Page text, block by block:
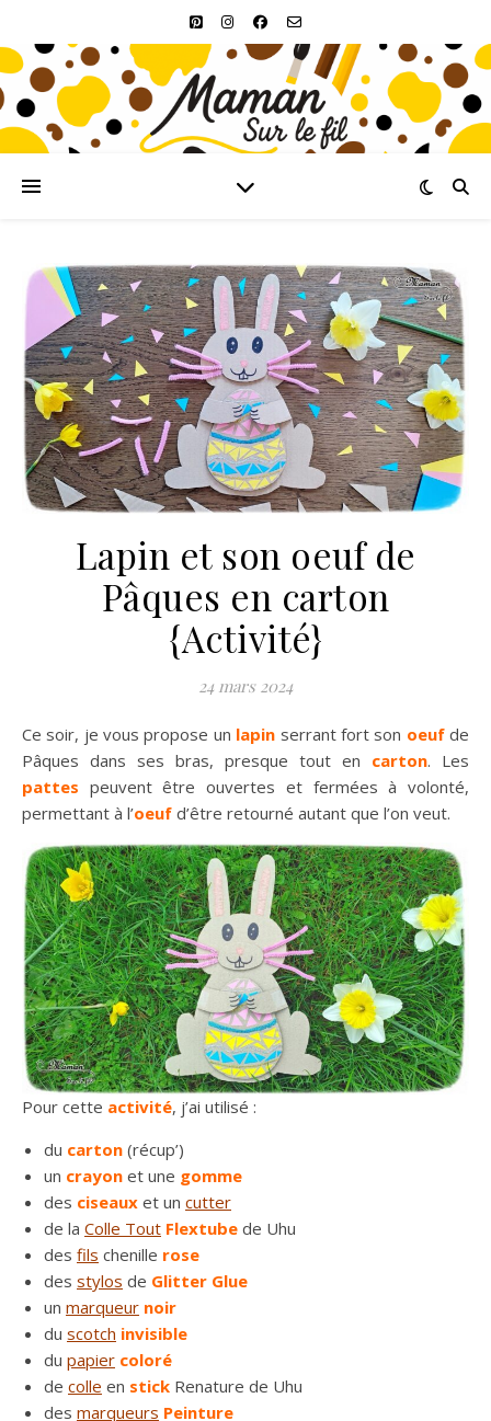
Lapin et son oeuf de
Pâques en carton
{Activité}
24 mars 2024
Ce soir, je vous propose un lapin serrant fort son oeuf de
Pâques dans ses bras, presque tout en carton. Les
pattes peuvent être ouvertes et fermées à volonté,
permettant à l’oeuf d’être retourné autant que l’on veut.
Pour cette activité, j’ai utilisé :
du carton (récup’)
un crayon et une gomme
des ciseaux et un cutter
de la Colle Tout Flextube de Uhu
des fils chenille rose
des stylos de Glitter Glue
un marqueur noir
du scotch invisible
du papier coloré
de colle en stick Renature de Uhu
des marqueurs Peinture